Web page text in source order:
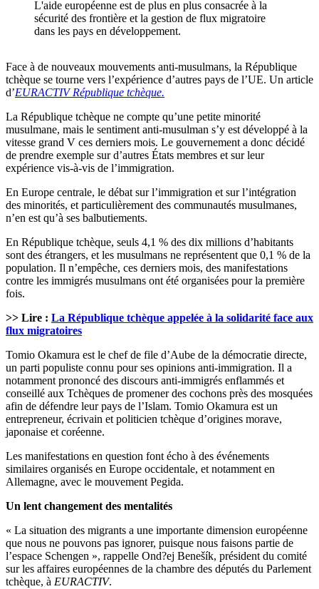
L'aide européenne est de plus en plus consacrée à la
sécurité des frontière et la gestion de flux migratoire
dans les pays en développement.
Face à de nouveaux mouvements anti-musulmans, la République
tchèque se tourne vers l’expérience d’autres pays de l’UE. Un article
d’EURACTIVRépublique tchèque.
La République tchèque ne compte qu’une petite minorité
musulmane, mais le sentiment anti-musulman s’y est développé à la
vitesse grand V ces derniers mois. Le gouvernement a donc décidé
de prendre exemple sur d’autres États membres et sur leur
expérience vis-à-vis de l’immigration.
En Europe centrale, le débat sur l’immigration et sur l’intégration
des minorités, et particulièrement des communautés musulmanes,
n’en est qu’à ses balbutiements.
En République tchèque, seuls 4,1 % des dix millions d’habitants
sont des étrangers, et les musulmans ne représentent que 0,1 % de la
population. Il n’empêche, ces derniers mois, des manifestations
contre les immigrés musulmans ont été organisées pour la première
fois.
>> Lire : La République tchèque appelée à la solidarité face aux
flux migratoires
Tomio Okamura est le chef de file d’Aube de la démocratie directe,
un parti populiste connu pour ses opinions anti-immigration. Il a
notamment prononcé des discours anti-immigrés enflammés et
conseillé aux Tchèques de promener des cochons près des mosquées
afin de défendre leur pays de l’Islam. Tomio Okamura est un
entrepreneur, écrivain et politicien tchèque d’origines morave,
japonaise et coréenne.
Les manifestations en question font écho à des événements
similaires organisés en Europe occidentale, et notamment en
Allemagne, avec le mouvement Pegida.
Un lent changement des mentalités
« La situation des migrants a une importante dimension européenne
que nous ne pouvons pas ignorer, puisque nous faisons partie de
l’espace Schengen », rappelle Ond?ej Benešík, président du comité
sur les affaires européennes de la chambre des députés du Parlement
tchèque, à EURACTIV.